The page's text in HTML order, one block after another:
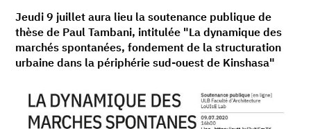
Jeudi 9 juillet aura lieu la soutenance publique de
thèse de Paul Tambani, intitulée "La dynamique des
marchés spontanées, fondement de la structuration
urbaine dans la périphérie sud-ouest de Kinshasa"